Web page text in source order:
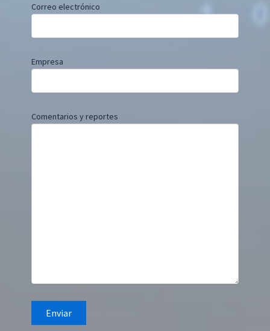
Correo electrónico
Empresa
Comentarios y reportes